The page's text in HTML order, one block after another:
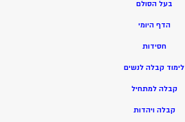
בעל הסולם
הדף היומי
חסידות
לימוד קבלה לנשים
קבלה למתחיל
קבלה ויהדות